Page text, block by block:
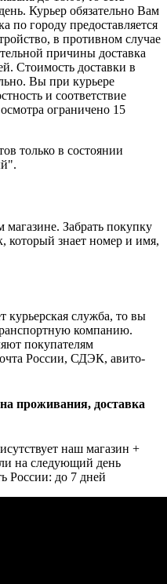
Курьер обязательно Вам
по городу предоставляется
в противном случае
причины доставка
Стоимость доставки в
Вы при курьере
и соответствие
ограничено 15
только в состоянии
Забрать покупку
который знает номер и имя,
курьерская служба, то вы
компанию.
покупателям
России, СДЭК, авито-
проживания, доставка
наш магазин +
на следующий день
России: до 7 дней